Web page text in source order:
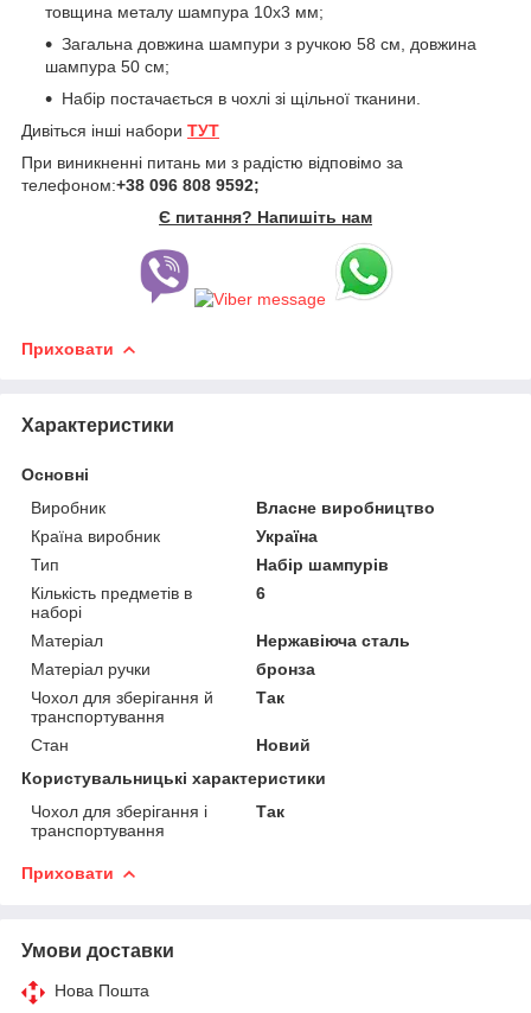
товщина металу шампура 10х3 мм;
Загальна довжина шампури з ручкою 58 см, довжина
шампура 50 см;
Набір постачається в чохлі зі щільної тканини.
Дивіться інші набори ТУТ
При виникненні питань ми з радістю відповімо за
телефоном:+38 096 808 9592;
Є питання? Напишіть нам
Приховати
Характеристики
Основні
Виробник
Власне виробництво
Країна виробник
Україна
Тип
Набір шампурів
Кількість предметів в
наборі
6
Матеріал
Нержавіюча сталь
Матеріал ручки
бронза
Чохол для зберігання й
транспортування
Так
Стан
Новий
Користувальницькі характеристики
Чохол для зберігання і
транспортування
Так
Приховати
Умови доставки
Нова Пошта